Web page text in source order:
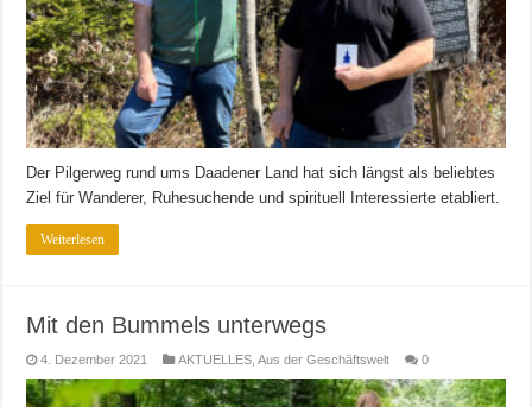
Der Pilgerweg rund ums Daadener Land hat sich längst als beliebtes
Ziel für Wanderer, Ruhesuchende und spirituell Interessierte etabliert.
Weiterlesen
Mit den Bummels unterwegs
4. Dezember 2021 AKTUELLES ,Aus der Geschäftswelt 0